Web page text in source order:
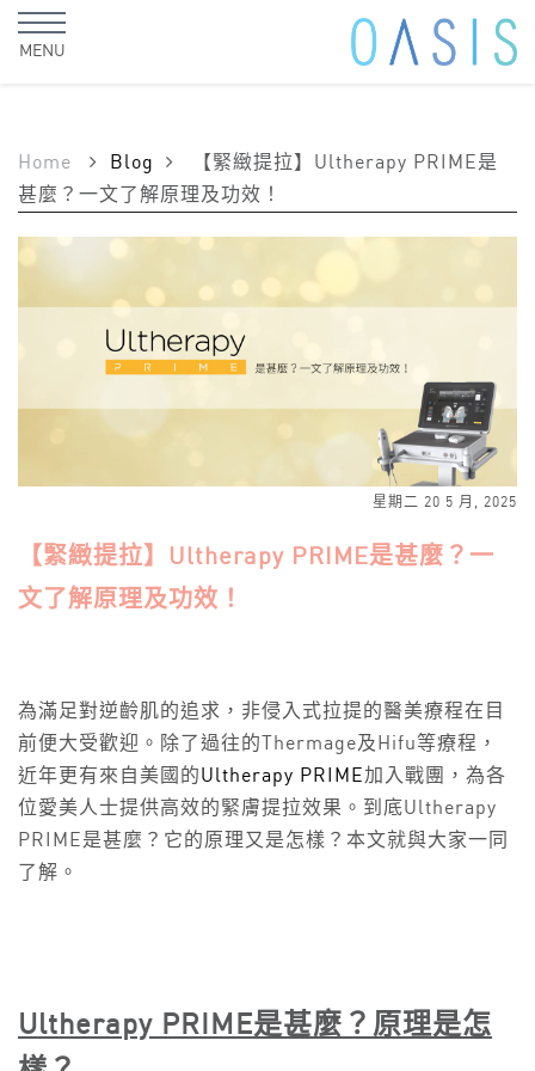
MENU
Home Blog
【緊緻提拉】Ultherapy PRIME是
甚麼？一文了解原理及功效！
星期二 20 5 月, 2025
【緊緻提拉】Ultherapy PRIME是甚麼？一
文了解原理及功效！
為滿足對逆齡肌的追求，非侵入式拉提的醫美療程在目
前便大受歡迎。除了過往的Thermage及Hifu等療程，
近年更有來自美國的Ultherapy PRIME加入戰團，為各
位愛美人士提供高效的緊膚提拉效果。到底Ultherapy
PRIME是甚麼？它的原理又是怎樣？本文就與大家一同
了解。
Ultherapy PRIME是甚麼？原理是怎